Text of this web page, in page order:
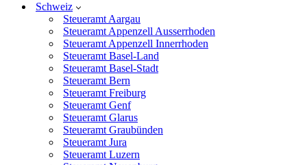
Schweiz
Steueramt Aargau
Steueramt Appenzell Ausserrhoden
Steueramt Appenzell Innerrhoden
Steueramt Basel-Land
Steueramt Basel-Stadt
Steueramt Bern
Steueramt Freiburg
Steueramt Genf
Steueramt Glarus
Steueramt Graubünden
Steueramt Jura
Steueramt Luzern